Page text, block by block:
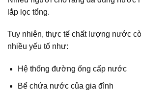
lắp lọc tổng.
Tuy nhiên, thực tế chất lượng nước
nhiều yếu tố như:
Hệ thống đường ống cấp nước
Bể chứa nước của gia đình